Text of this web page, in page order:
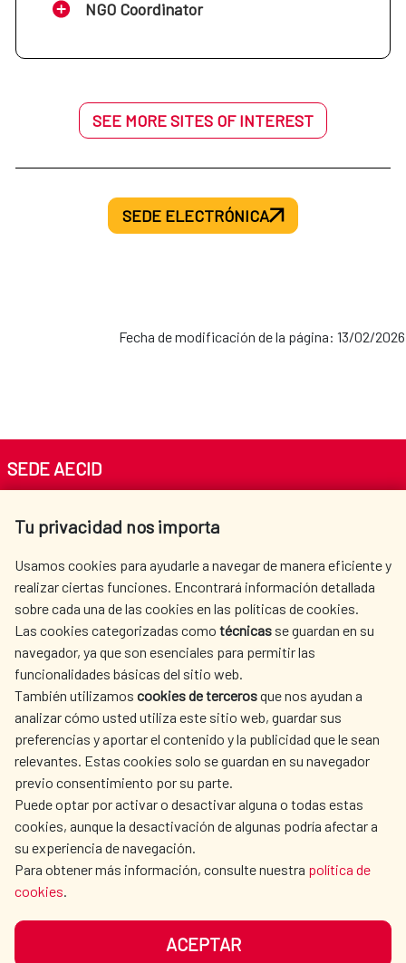
NGO Coordinator
SEE MORE SITES OF INTEREST
SEDE ELECTRÓNICA
Fecha de modificación de la página: 13/02/2026
Tu privacidad nos importa
Usamos cookies para ayudarle a navegar de manera eficiente y
realizar ciertas funciones. Encontrará información detallada
sobre cada una de las cookies en las políticas de cookies.
Las cookies categorizadas como técnicas se guardan en su
navegador, ya que son esenciales para permitir las
funcionalidades básicas del sitio web.
También utilizamos cookies de tercerosque nos ayudan a
analizar cómo usted utiliza este sitio web, guardar sus
preferencias y aportar el contenido y la publicidad que le sean
relevantes. Estas cookies solo se guardan en su navegador
previo consentimiento por su parte.
Puede optar por activar o desactivar alguna o todas estas
cookies, aunque la desactivación de algunas podría afectar a
su experiencia de navegación.
Para obtener más información, consulte nuestra política de
cookies.
ACEPTAR
SEDE AECID
Tel. +34 900 20 30 54​​​​​​​
AECID
WHERE DO WE COOPERATE?
SPANISH HUMANITARIAN
ACTION
PRESS ROOM
CULTURE AND SCIENCE LIBRARY
OUR SOCIAL MEDIA
DATA PROTECTION